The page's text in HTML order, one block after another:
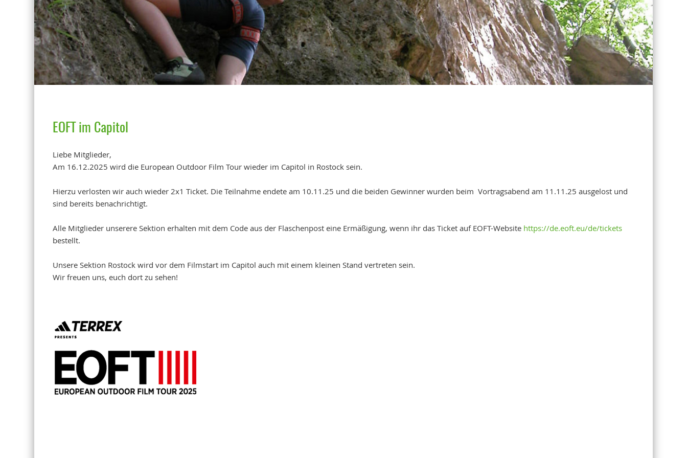
EOFT im Capitol
Liebe Mitglieder,
Am 16.12.2025 wird die European Outdoor Film Tour wieder im Capitol in Rostock sein.
Hierzu verlosten wir auch wieder 2x1 Ticket. Die Teilnahme endete am 10.11.25 und die beiden Gewinner wurden beim Vortragsabend am 11.11.25 ausgelost und
sind bereits benachrichtigt.
Alle Mitglieder unserere Sektion erhalten mit dem Code aus der Flaschenpost eine Ermäßigung, wenn ihr das Ticket auf EOFT-Website https://de.eoft.eu/de/tickets
bestellt.
Unsere Sektion Rostock wird vor dem Filmstart im Capitol auch mit einem kleinen Stand vertreten sein.
Wir freuen uns, euch dort zu sehen!